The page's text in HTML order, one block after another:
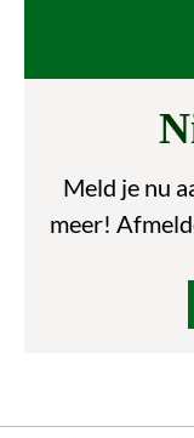
Meld je nu
meer!